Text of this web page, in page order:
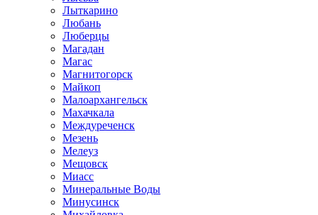
Лыткарино
Любань
Люберцы
Магадан
Магас
Магнитогорск
Майкоп
Малоархангельск
Махачкала
Междуреченск
Мезень
Мелеуз
Мещовск
Миасс
Минеральные Воды
Минусинск